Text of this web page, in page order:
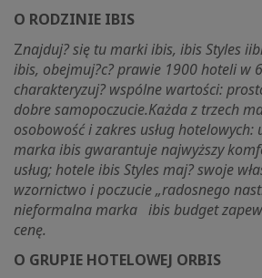
O RODZINIE IBIS
Znajduj? się tu marki ibis, ibis Styles
ibis, obejmuj?c? prawie 1900 hoteli w
charakteryzuj? wspólne wartości:
dobre samopoczucie.Każda z trzech
osobowość i zakres usług
marka ibis gwarantuje najwyższy
usług; hotele ibis Styles maj? swoje
wzornictwo i poczucie „radosnego
nieformalna marka ibis budget
cenę.
O GRUPIE HOTELOWEJ ORBIS